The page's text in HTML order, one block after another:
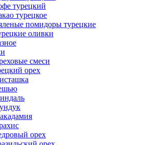
турецкий
турецкое
помидоры турецкие
оливки
смеси
орех
орех